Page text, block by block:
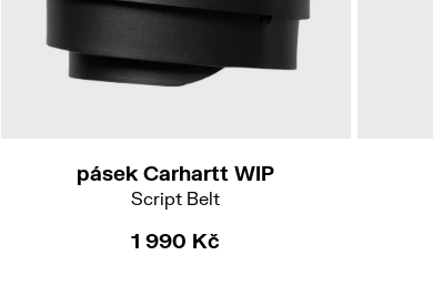
pásek Carhartt WIP
Script Belt
1 990 Kč